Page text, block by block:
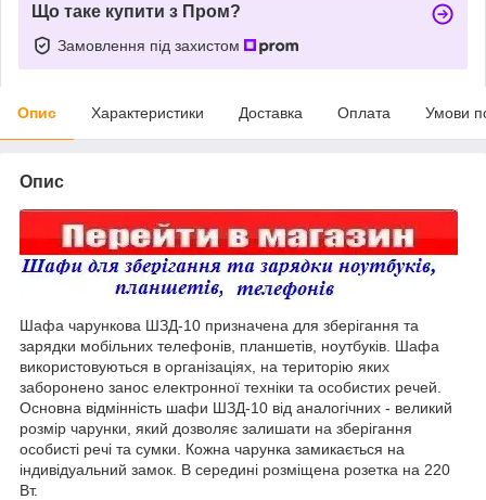
Що таке купити з Пром?
Замовлення під захистом
Опис Характеристики Доставка Оплата Умови
Опис
Шафа чарункова ШЗД-10 призначена для зберігання та
зарядки мобільних телефонів, планшетів, ноутбуків. Шафа
використовуються в організаціях, на територію яких
заборонено занос електронної техніки та особистих речей.
Основна відмінність шафи ШЗД-10 від аналогічних - великий
розмір чарунки, який дозволяє залишати на зберігання
особисті речі та сумки. Кожна чарунка замикається на
індивідуальний замок. В середині розміщена розетка на 220
Вт.